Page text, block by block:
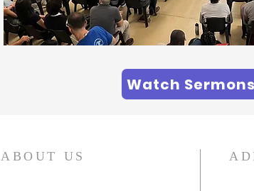
Watch Sermons
ABOUT US